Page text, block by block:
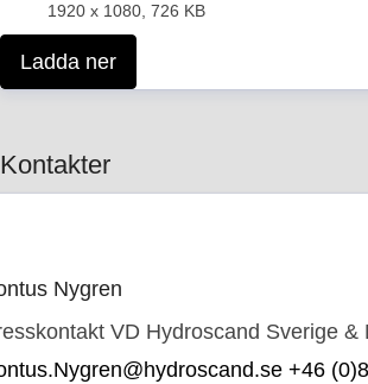
1920 x 1080, 726 KB
Ladda ner
Kontakter
Nygren
VD Hydroscand Sverige &
+46